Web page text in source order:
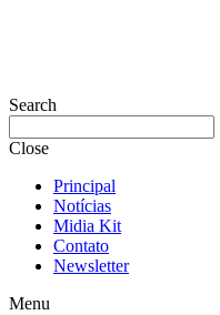
Search
Close
Principal
Notícias
Midia Kit
Contato
Newsletter
Menu